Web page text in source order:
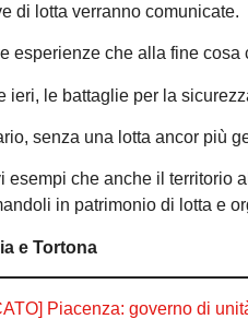
di lotta verranno comunicate.
esperienze che alla fine cosa
ieri, le battaglie per la
senza una lotta ancor più
esempi che anche il
in patrimonio di lotta e
e Tortona
Piacenza: governo di